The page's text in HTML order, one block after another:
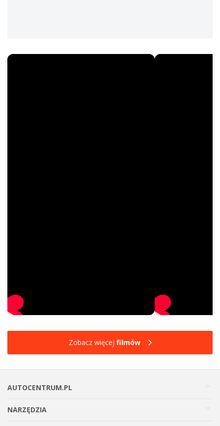
Zobacz więcej filmów
AUTOCENTRUM.PL
NARZĘDZIA